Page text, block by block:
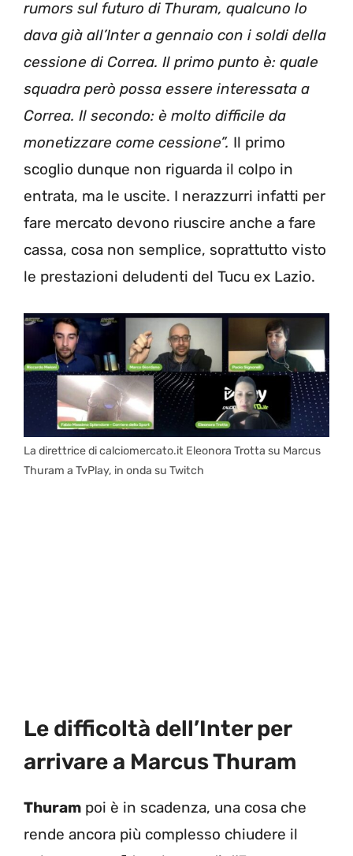
rumors sul futuro di Thuram, qualcuno lo
dava già all’Inter a gennaio con i soldi della
cessione di Correa. Il primo punto è: quale
squadra però possa essere interessata a
Correa. Il secondo: è molto difficile da
monetizzare come cessione”. Il primo
scoglio dunque non riguarda il colpo in
entrata, ma le uscite. I nerazzurri infatti per
fare mercato devono riuscire anche a fare
cassa, cosa non semplice, soprattutto visto
le prestazioni deludenti del Tucu ex Lazio.
La direttrice di calciomercato.it Eleonora Trotta su Marcus
Thuram a TvPlay, in onda su Twitch
Le difficoltà dell’Inter per
arrivare a Marcus Thuram
Thuram poi è in scadenza, una cosa che
rende ancora più complesso chiudere il